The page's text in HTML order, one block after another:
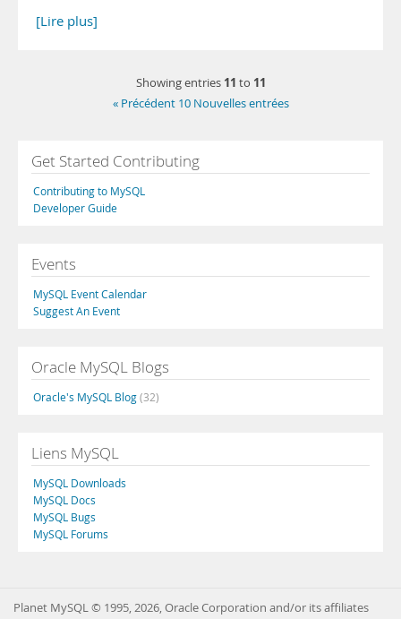
[Lire plus]
Showing entries 11 to 11
« Précédent 10 Nouvelles entrées
Get Started Contributing
Contributing to MySQL
Developer Guide
Events
MySQL Event Calendar
Suggest An Event
Oracle MySQL Blogs
Oracle's MySQL Blog(32)
Liens MySQL
MySQL Downloads
MySQL Docs
MySQL Bugs
MySQL Forums
Planet MySQL © 1995, 2026, Oracle Corporation and/or its affiliates